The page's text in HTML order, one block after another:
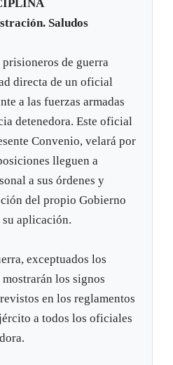
Saludos
prisioneros de guerra
directa de un oficial
a las fuerzas armadas
detenedora. Este oficial
Convenio, velará por
lleguen a
a sus órdenes y
del propio Gobierno
aplicación.
exceptuados los
los signos
en los reglamentos
a todos los oficiales